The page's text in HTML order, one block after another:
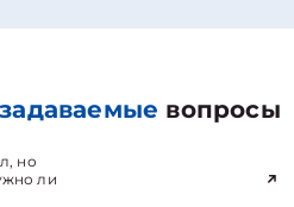
вопросы
но
ли